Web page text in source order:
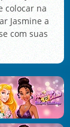
colocar na
Jasmine a
com suas